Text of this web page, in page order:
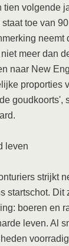
tien volgende
toe van
neemt
meer dan
naar New
proporties
goudkoorts',
leven
strijkt
startschot. Dit
boeren en
leven. Al